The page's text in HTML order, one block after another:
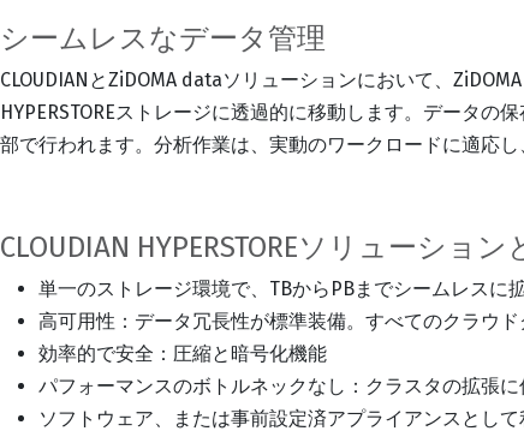
シームレスなデータ管理
CLOUDIANとZiDOMA dataソリューションにおいて、
HYPERSTOREストレージに透過的に移動します。データ
部で行われます。分析作業は、実動のワークロードに適応
CLOUDIAN HYPERSTOREソリューション
単一のストレージ環境で、TBからPBまでシームレスに
高可用性：データ冗長性が標準装備。すべてのクラウ
効率的で安全：圧縮と暗号化機能
パフォーマンスのボトルネックなし：クラスタの拡張
ソフトウェア、または事前設定済アプライアンスとし